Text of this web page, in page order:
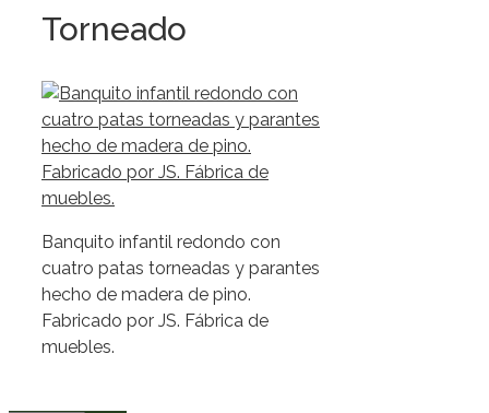
Torneado
Banquito infantil redondo con
cuatro patas torneadas y parantes
hecho de madera de pino.
Fabricado por JS. Fábrica de
muebles.